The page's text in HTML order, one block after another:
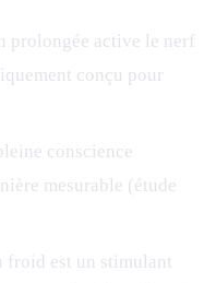
prolongée active le nerf
conçu pour
conscience
mesurable (étude
froid est un stimulant